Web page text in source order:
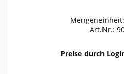
Art.Nr.:
Preise durch